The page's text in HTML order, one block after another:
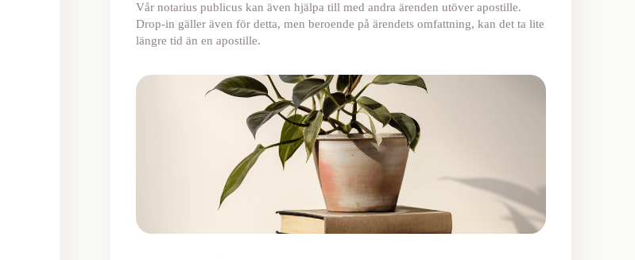
Vår notarius publicus kan även hjälpa till med andra ärenden utöver apostille.
Drop-in gäller även för detta, men beroende på ärendets omfattning, kan det ta lite
längre tid än en apostille.